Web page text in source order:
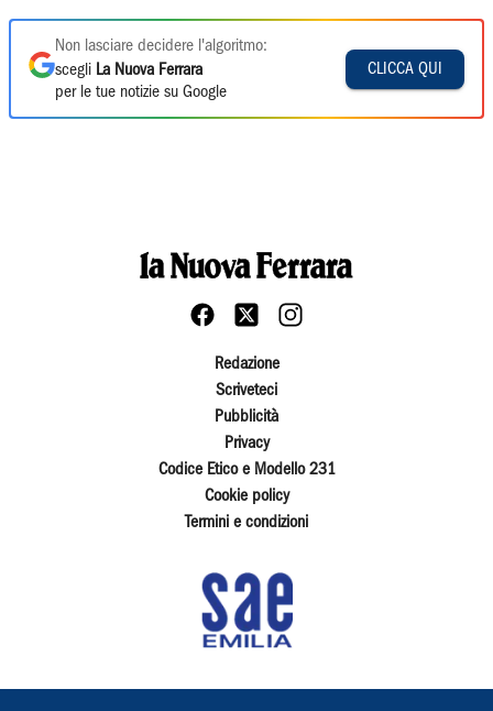
Non lasciare decidere l'algoritmo:
scegli La Nuova Ferrara
per le tue notizie su Google
CLICCA QUI
Redazione
Scriveteci
Pubblicità
Privacy
Codice Etico e Modello 231
Cookie policy
Termini e condizioni